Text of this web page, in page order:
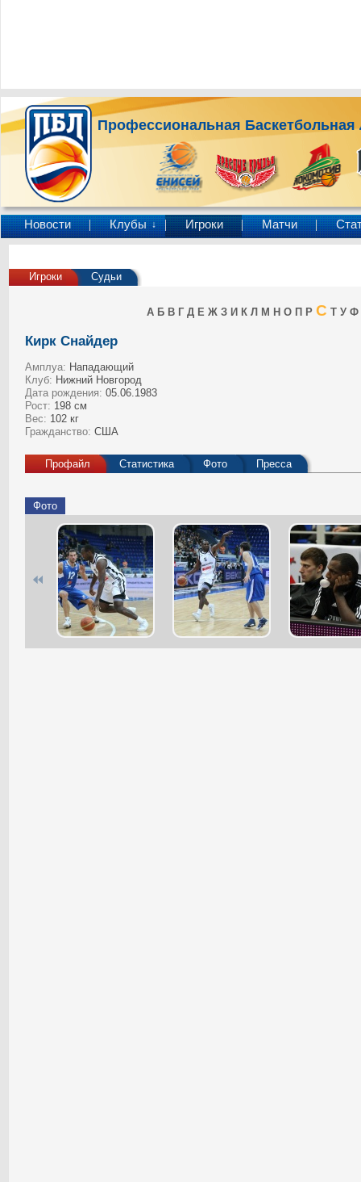
Профессиональная Баскетбольная
Новости Клубы ↓ Игроки Матчи
Игроки Судьи
А Б В Г Д Е Ж З И К Л М Н О П Р С Т У Ф
Кирк Снайдер
Амплуа: Нападающий
Клуб: Нижний Новгород
Дата рождения: 05.06.1983
Рост: 198 см
Вес: 102 кг
Гражданство: США
Профайл Статистика Фото Пресса
Фото